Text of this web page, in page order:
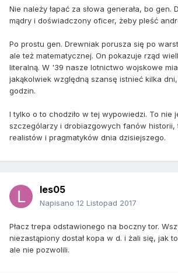
Nie należy łapać za słowa generała, bo gen.
mądry i doświadczony oficer, żeby pleść
Po prostu gen. Drewniak porusza się po
ale też matematycznej. On pokazuje rząd
literalną. W '39 nasze lotnictwo wojskowe
jakąkolwiek względną szansę istnieć kilka
godzin.
I tylko o to chodziło w tej wypowiedzi. To nie
szczególarzy i drobiazgowych fanów historii,
realistów i pragmatyków dnia dzisiejszego.
les05
Napisano 12 Listopad 2017
Płacz trepa odstawionego na boczny tor.
niezastąpiony dostał kopa w d. i żali się, jak
ale nie pozwolili.